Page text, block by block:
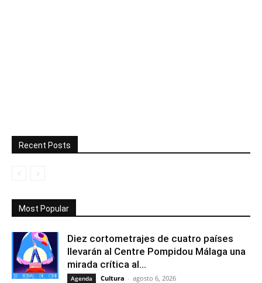
Recent Posts
Most Popular
Diez cortometrajes de cuatro países
llevarán al Centre Pompidou Málaga una
mirada crítica al...
Agenda Cultura - agosto 6, 2026